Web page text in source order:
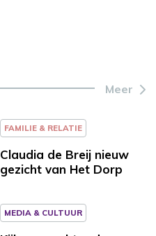
Meer
FAMILIE & RELATIE
Claudia de Breij nieuw
gezicht van Het Dorp
MEDIA & CULTUUR